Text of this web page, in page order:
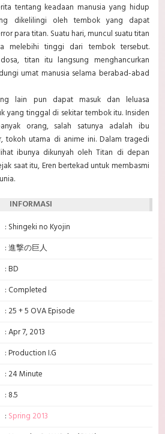
tentang keadaan manusia yang hidup
dikelilingi oleh tembok yang dapat
para titan. Suatu hari, muncul suatu titan
melebihi tinggi dari tembok tersebut.
titan itu langsung menghancurkan
umat manusia selama berabad-abad
lain pun dapat masuk dan leluasa
yang tinggal di sekitar tembok itu. Insiden
orang, salah satunya adalah ibu
tokoh utama di anime ini. Dalam tragedi
ibunya dikunyah oleh Titan di depan
saat itu, Eren bertekad untuk membasmi
INFORMASI
: Shingeki no Kyojin
: 進撃の巨人
: BD
: Completed
: 25 + 5 OVA Episode
: Apr 7, 2013
: Production I.G
: 24 Minute
: 8.5
: Spring 2013